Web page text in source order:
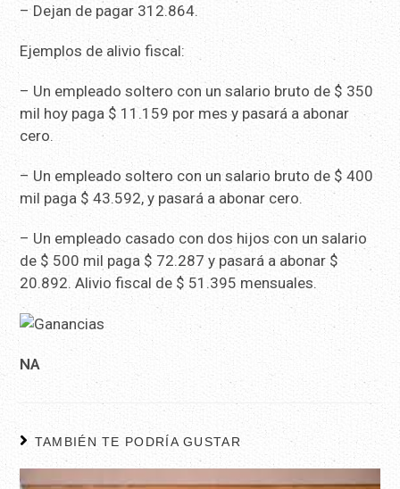
– Dejan de pagar 312.864.
Ejemplos de alivio fiscal:
– Un empleado soltero con un salario bruto de $ 350
mil hoy paga $ 11.159 por mes y pasará a abonar
cero.
– Un empleado soltero con un salario bruto de $ 400
mil paga $ 43.592, y pasará a abonar cero.
– Un empleado casado con dos hijos con un salario
de $ 500 mil paga $ 72.287 y pasará a abonar $
20.892. Alivio fiscal de $ 51.395 mensuales.
NA
TAMBIÉN TE PODRÍA GUSTAR